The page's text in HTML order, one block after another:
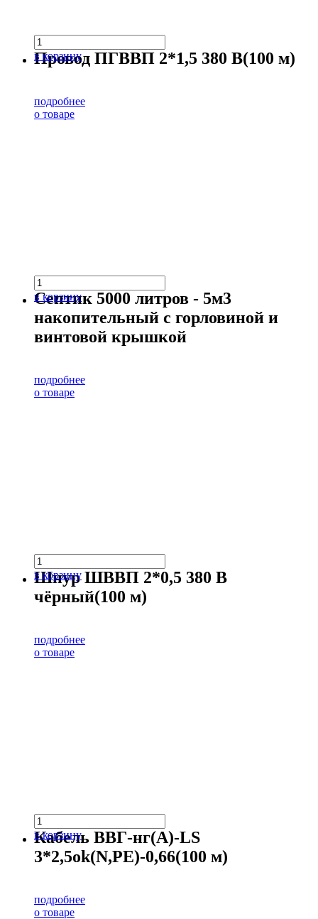
в корзину
Провод ПГВВП 2*1,5 380 В(100 м)
подробнее
о товаре
в корзину
Септик 5000 литров - 5м3
накопительный с горловиной и
винтовой крышкой
подробнее
о товаре
в корзину
Шнур ШВВП 2*0,5 380 В
чёрный(100 м)
подробнее
о товаре
в корзину
Кабель ВВГ-нг(А)-LS
3*2,5ok(N,PE)-0,66(100 м)
подробнее
о товаре